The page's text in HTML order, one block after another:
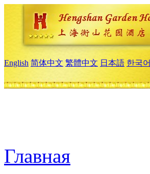
English 简体中文 繁體中文 日本語 한국어
Главная